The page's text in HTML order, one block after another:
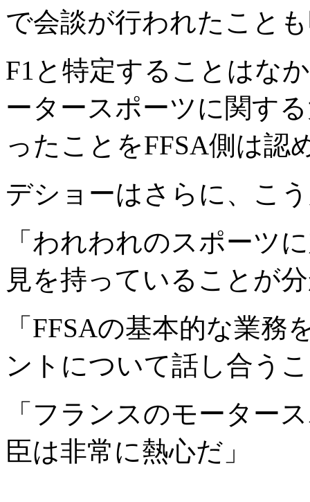
で会談が行われたこと
F1と特定することはな
ータースポーツに関す
ったことをFFSA側は認
デショーはさらに、こ
「われわれのスポーツ
見を持っていることが
「FFSAの基本的な業
ントについて話し合う
「フランスのモーター
臣は非常に熱心だ」